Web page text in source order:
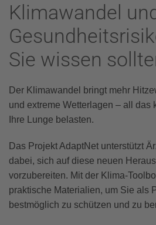
Klimawandel
Sie wissen
Der Klimawandel bringt mehr
und extreme Wetterlagen – all das
Ihre Lunge belasten.
Das Projekt AdaptNet unterstützt
dabei, sich auf diese neuen
vorzubereiten. Mit der Klima-
praktische Materialien, um Sie als
bestmöglich zu schützen und zu